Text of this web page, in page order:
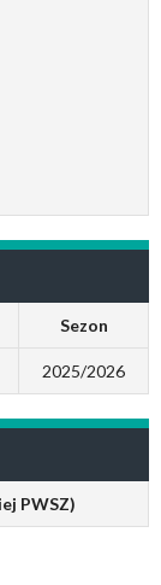
Sezon
2025/2026
PWSZ)